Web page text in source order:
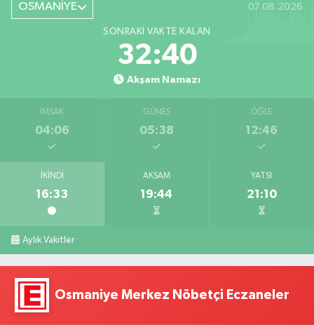
OSMANİYE 07.08.2026
SONRAKI VAKTE KALAN
32:38
Akşam Namazı
İMSAK
04:06
GÜNEŞ
05:38
ÖĞLE
12:46
İKINDI
16:33
AKŞAM
19:44
YATSI
21:10
Aylık Vakitler
Osmaniye Merkez Nöbetçi Eczaneler